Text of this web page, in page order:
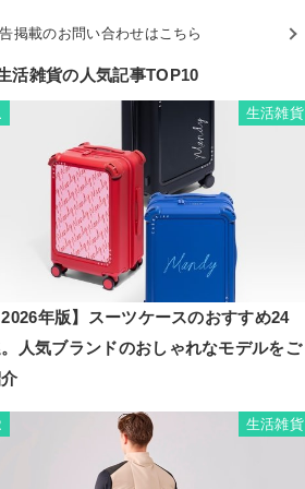
掲載のお問い合わせはこちら
活雑貨の人気記事TOP10
生活雑貨
年版】スーツケースのおすすめ24
人気ブランドのおしゃれなモデルをご
生活雑貨